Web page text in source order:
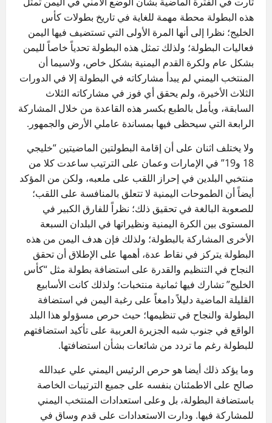
هذه البطولة محطة مهمة للغاية في تاريخ بطولات كأس
الخليج؛ نظرا إلى أنها المرة الأولى التي تستضيف فيها اليمن
فعاليات البطولة؛ ولذلك تمثل هذه البطولة تحدياً خاصاً لليمن
بشكل عام ولكرة القدم اليمنية بشكل خاص، ولاسيما أن
المنتخب اليمني لم يبدأ مشاركاته في البطولة إلا في الدورات
الثلاث الأخيرة، ولم يحقق أي فوز في مشاركاته الثلاث
السابقة، ويأمل بالطبع بكسر هذه القاعدة من خلال المشاركة
الرابعة التي سيحظى فيها بمساندة عاملي الأرض والجمهور.
ولا يختلف اثنان على أن إقامة البطولتين الماضيتين “خليجي
18 و19” في الإمارات وعمان على الترتيب ساعدت كلا من
منتخبي البلدين في إحراز اللقب على ملعبه، ولكن من المؤكد
أيضاً أن الطموحات اليمنية لا تتعلق بالمنافسة على اللقب؛
للصعوبة البالغة في تحقيق ذلك؛ نظراً للفارق الكبير في
المستوى بين الكرة اليمنية ونظيراتها في البلدان السبعة
الأخرى المشاركة بالبطولة؛ ولذلك فإن هدف اليمن من هذه
البطولة يتركز في نقاط عدة، أهمها على الإطلاق أن تحقق
النجاح في التنظيم والقدرة على استضافة بطولة مثل “كأس
الخليج” تشارك فيها ثمانية منتخبات؛ ولذلك كانت الأسابيع
القليلة الماضية دليلاً دامغاً على رغبة اليمن في استضافة
البطولة والنجاح في تنظيمها؛ حيث حرص مسؤولو هذا البلد
الواقع في جنوب شبه الجزيرة العربية على تأكيد استضافتهم
للبطولة رغم ما تردد من شائعات بشأن استضافتها.
وما يؤكد ذلك أيضا هو حرص الرئيس اليمني علي عبدالله
صالح على الاطمئنان بنفسه على جميع الترتيبات الخاصة
باستضافة البطولة، بل وعلى استعدادات المنتخب اليمني
للمشاركة فيها. ودارت الاستعدادات على قدم وساق في